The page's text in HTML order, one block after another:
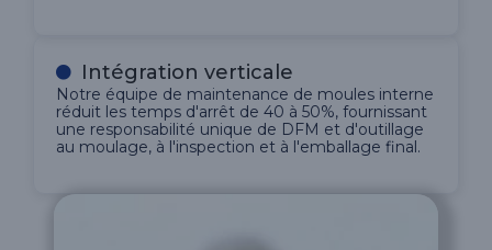
Intégration verticale
Notre équipe de maintenance de moules interne
réduit les temps d'arrêt de 40 à 50%, fournissant
une responsabilité unique de DFM et d'outillage
au moulage, à l'inspection et à l'emballage final.